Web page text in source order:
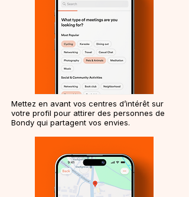
Mettez en avant vos centres d’intérêt sur
votre profil pour attirer des personnes de
Bondy qui partagent vos envies.